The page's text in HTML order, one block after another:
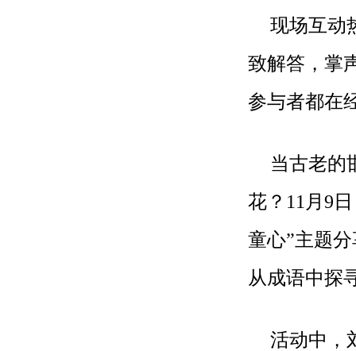
现场互动
致解答，掌
参与者都在
当古老的
花？11月9
童心”主题
从成语中探
活动中，